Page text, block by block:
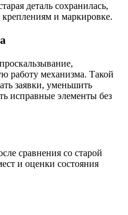
деталь сохранилась,
и маркировке.
работу механизма. Такой
заявки, уменьшить
исправные элементы без
сравнения со старой
и оценки состояния